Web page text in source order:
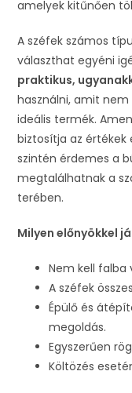
amelyek kitűnően
A széfek számos
választhat egyéni
praktikus,
használni, amit nem
ideális termék.
biztosítja az értékek
szintén érdemes a
megtalálhatnak a
terében.
Milyen előnyökkel
Nem kell falba
A széfek
Épülő és
megoldás.
Egyszerűen
Költözés